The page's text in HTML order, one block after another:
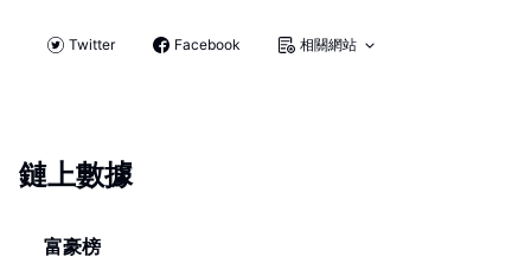
Twitter Facebook 相關網站
鏈上數據
富豪榜